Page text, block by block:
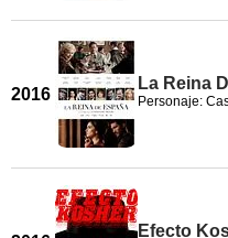
2016
La Reina
Personaje:
Efecto